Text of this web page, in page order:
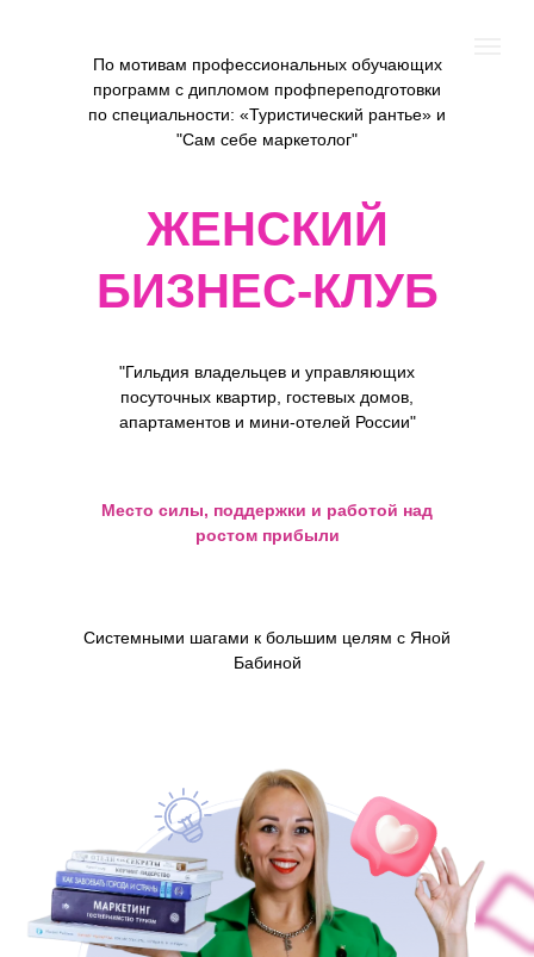
Системными шагами к большим целям с Яной
Бабиной
Место силы, поддержки и работой над
ростом прибыли
По мотивам профессиональных обучающих
программ с дипломом профпереподготовки
по специальности: «Туристический рантье» и
"Сам себе маркетолог"
"Гильдия владельцев и управляющих
посуточных квартир, гостевых домов,
апартаментов и мини-отелей России"
ЖЕНСКИЙ
БИЗНЕС-КЛУБ